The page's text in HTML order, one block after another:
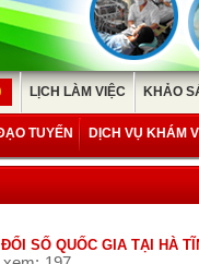
LỊCH LÀM VIỆC KHẢO
TUYẾN DỊCH VỤ KHÁM
SỐ QUỐC GIA TẠI HÀ